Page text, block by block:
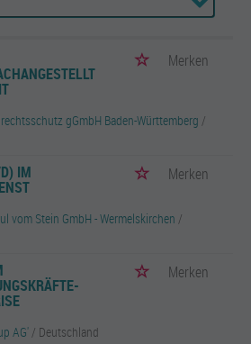
Merken
gGmbH Baden-Württemberg /
IM Merken
vom Stein GmbH - Wermelskirchen /
Merken
AG' / Deutschland